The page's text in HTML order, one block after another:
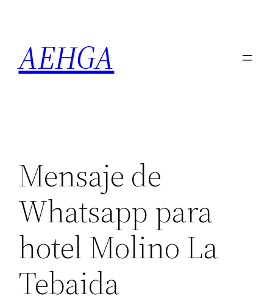
contenido
AEHGA
Mensaje de
Whatsapp para
hotel Molino La
Tebaida